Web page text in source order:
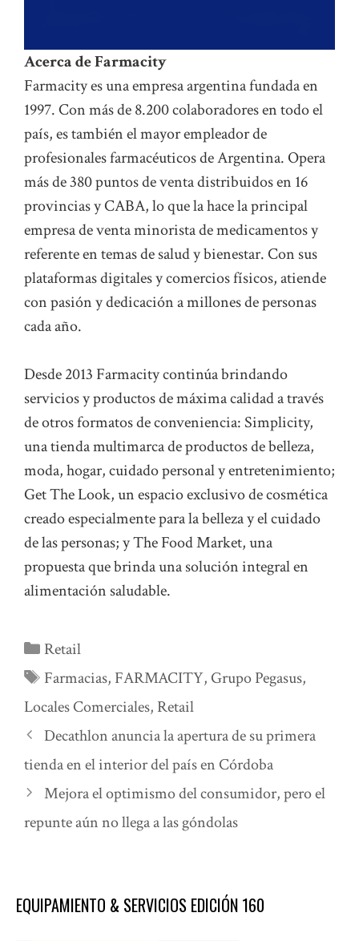
Acerca de Farmacity
Farmacity es una empresa argentina fundada en
1997. Con más de 8.200 colaboradores en todo el
país, es también el mayor empleador de
profesionales farmacéuticos de Argentina. Opera
más de 380 puntos de venta distribuidos en 16
provincias y CABA, lo que la hace la principal
empresa de venta minorista de medicamentos y
referente en temas de salud y bienestar. Con sus
plataformas digitales y comercios físicos, atiende
con pasión y dedicación a millones de personas
cada año.
Desde 2013 Farmacity continúa brindando
servicios y productos de máxima calidad a través
de otros formatos de conveniencia: Simplicity,
una tienda multimarca de productos de belleza,
moda, hogar, cuidado personal y entretenimiento;
Get The Look, un espacio exclusivo de cosmética
creado especialmente para la belleza y el cuidado
de las personas; y The Food Market, una
propuesta que brinda una solución integral en
alimentación saludable.
Categorías
Retail
Etiquetas
Farmacias, FARMACITY, Grupo Pegasus,
Locales Comerciales, Retail
Decathlon anuncia la apertura de su primera
tienda en el interior del país en Córdoba
Mejora el optimismo del consumidor, pero el
repunte aún no llega a las góndolas
EQUIPAMIENTO & SERVICIOS EDICIÓN 160